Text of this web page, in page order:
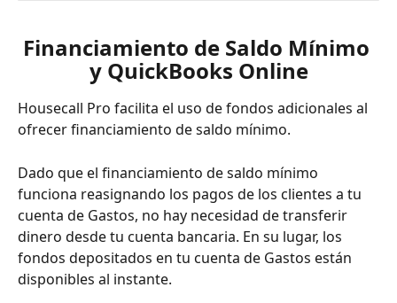
Financiamiento de Saldo Mínimo
y QuickBooks Online
Housecall Pro facilita el uso de fondos adicionales al
ofrecer financiamiento de saldo mínimo.
Dado que el financiamiento de saldo mínimo
funciona reasignando los pagos de los clientes a tu
cuenta de Gastos, no hay necesidad de transferir
dinero desde tu cuenta bancaria. En su lugar, los
fondos depositados en tu cuenta de Gastos están
disponibles al instante.